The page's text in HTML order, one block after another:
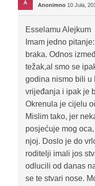
Anonimno 10 Jula,
Esselamu Alejkum
Imam jedno
braka. Odnos
težak,al smo se
godina nismo bili u
vrijeđanja i ipak je
Okrenula je cijelu
Mislim tako, jer
posjećuje mog
njoj. Doslo je do
roditelji imali jos
odlucili od danas
se te stvari nose.